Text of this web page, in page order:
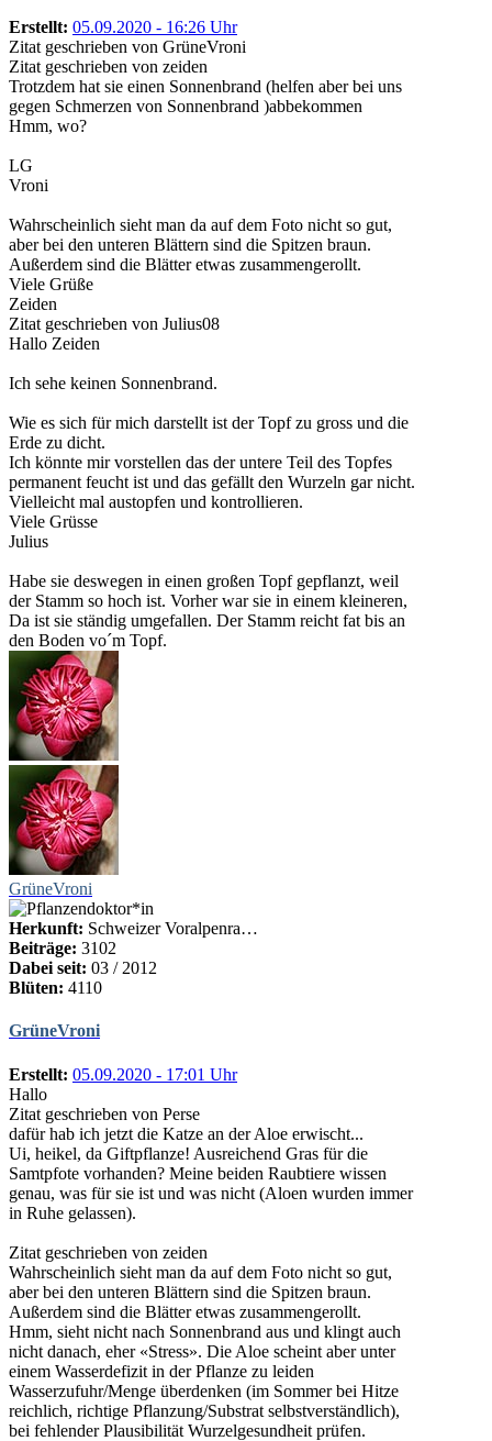
Erstellt: 05.09.2020 - 16:26 Uhr
Zitat geschrieben von GrüneVroni
Zitat geschrieben von zeiden
Trotzdem hat sie einen Sonnenbrand (helfen aber bei uns
gegen Schmerzen von Sonnenbrand )abbekommen
Hmm, wo?
LG
Vroni
Wahrscheinlich sieht man da auf dem Foto nicht so gut,
aber bei den unteren Blättern sind die Spitzen braun.
Außerdem sind die Blätter etwas zusammengerollt.
Viele Grüße
Zeiden
Zitat geschrieben von Julius08
Hallo Zeiden
Ich sehe keinen Sonnenbrand.
Wie es sich für mich darstellt ist der Topf zu gross und die
Erde zu dicht.
Ich könnte mir vorstellen das der untere Teil des Topfes
permanent feucht ist und das gefällt den Wurzeln gar nicht.
Vielleicht mal austopfen und kontrollieren.
Viele Grüsse
Julius
Habe sie deswegen in einen großen Topf gepflanzt, weil
der Stamm so hoch ist. Vorher war sie in einem kleineren,
Da ist sie ständig umgefallen. Der Stamm reicht fat bis an
den Boden vo´m Topf.
GrüneVroni
Herkunft: Schweizer Voralpenra…
Beiträge: 3102
Dabei seit: 03 / 2012
Blüten: 4110
GrüneVroni
Erstellt: 05.09.2020 - 17:01 Uhr
Hallo
Zitat geschrieben von Perse
dafür hab ich jetzt die Katze an der Aloe erwischt...
Ui, heikel, da Giftpflanze! Ausreichend Gras für die
Samtpfote vorhanden? Meine beiden Raubtiere wissen
genau, was für sie ist und was nicht (Aloen wurden immer
in Ruhe gelassen).
Zitat geschrieben von zeiden
Wahrscheinlich sieht man da auf dem Foto nicht so gut,
aber bei den unteren Blättern sind die Spitzen braun.
Außerdem sind die Blätter etwas zusammengerollt.
Hmm, sieht nicht nach Sonnenbrand aus und klingt auch
nicht danach, eher «Stress». Die Aloe scheint aber unter
einem Wasserdefizit in der Pflanze zu leiden
Wasserzufuhr/Menge überdenken (im Sommer bei Hitze
reichlich, richtige Pflanzung/Substrat selbstverständlich),
bei fehlender Plausibilität Wurzelgesundheit prüfen.